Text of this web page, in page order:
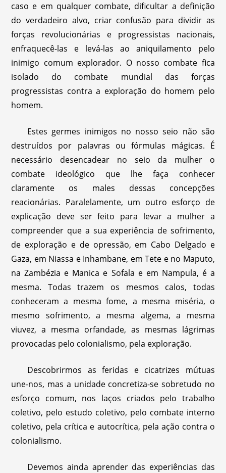
caso e em qualquer combate, dificultar a definição
do verdadeiro alvo, criar confusão para dividir as
forças revolucionárias e progressistas nacionais,
enfraquecê-las e levá-las ao aniquilamento pelo
inimigo comum explorador. O nosso combate fica
isolado do combate mundial das forças
progressistas contra a exploração do homem pelo
homem.
Estes germes inimigos no nosso seio não são
destruídos por palavras ou fórmulas mágicas. É
necessário desencadear no seio da mulher o
combate ideológico que lhe faça conhecer
claramente os males dessas concepções
reacionárias. Paralelamente, um outro esforço de
explicação deve ser feito para levar a mulher a
compreender que a sua experiência de sofrimento,
de exploração e de opressão, em Cabo Delgado e
Gaza, em Niassa e Inhambane, em Tete e no Maputo,
na Zambézia e Manica e Sofala e em Nampula, é a
mesma. Todas trazem os mesmos calos, todas
conheceram a mesma fome, a mesma miséria, o
mesmo sofrimento, a mesma algema, a mesma
viuvez, a mesma orfandade, as mesmas lágrimas
provocadas pelo colonialismo, pela exploração.
Descobrirmos as feridas e cicatrizes mútuas
une-nos, mas a unidade concretiza-se sobretudo no
esforço comum, nos laços criados pelo trabalho
coletivo, pelo estudo coletivo, pelo combate interno
coletivo, pela crítica e autocrítica, pela ação contra o
colonialismo.
Devemos ainda aprender das experiências das